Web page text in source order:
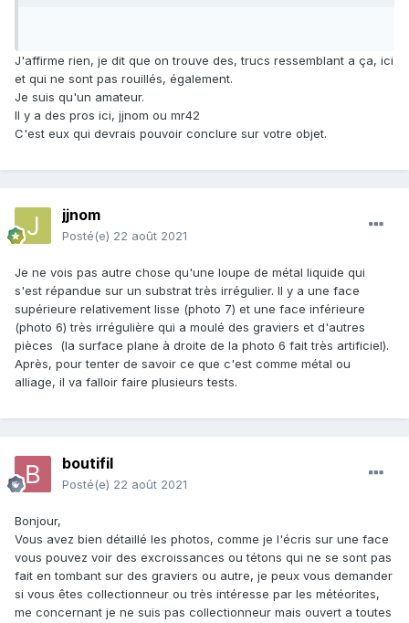
, Vous l'avez observé de plus prêt, Ce perçage a été fait
par moi il y a quelques années, aucune trace de rouille,
pour le nickel bien sûr la pièce n'est pas constituée de ce
On dirait une section de pièce usinée...
J'affirme rien, je dit que on trouve des, trucs ressemblant a ça, ici
et qui ne sont pas rouillés, également.
Je suis qu'un amateur.
Il y a des pros ici, jjnom ou mr42
C'est eux qui devrais pouvoir conclure sur votre objet.
jjnom
Posté(e) 22 août 2021
Je ne vois pas autre chose qu'une loupe de métal liquide qui
s'est répandue sur un substrat très irrégulier. Il y a une face
supérieure relativement lisse (photo 7) et une face inférieure
(photo 6) très irrégulière qui a moulé des graviers et d'autres
pièces (la surface plane à droite de la photo 6 fait très artificiel).
Après, pour tenter de savoir ce que c'est comme métal ou
alliage, il va falloir faire plusieurs tests.
boutifil
Posté(e) 22 août 2021
Bonjour,
Vous avez bien détaillé les photos, comme je l'écris sur une face
vous pouvez voir des excroissances ou tétons qui ne se sont pas
fait en tombant sur des graviers ou autre, je peux vous demander
si vous êtes collectionneur ou très intéresse par les météorites,
me concernant je ne suis pas collectionneur mais ouvert a toutes